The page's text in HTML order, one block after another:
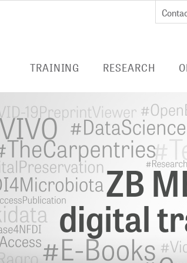
TRAINING
Course Data
Course Research
RESEARCH
RESEARCH AT ZB MED
Data Science and Services
BibLabs
Knowledge Management
CURRENT PROJECTS
COMPLETED PROJECTS
ADVICE
RESEARCH
National
DIGITAL